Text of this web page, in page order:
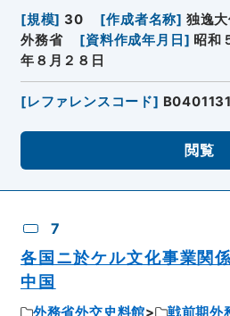
[規模] 30 [作成者名称] 独逸
外務省
[資料作成年月日 ] 昭和
年８月２８日
[レファレンスコード]
閲覧
7
各国ニ於ケル文化事業関
中国
外務省外交史料館
戦前期外